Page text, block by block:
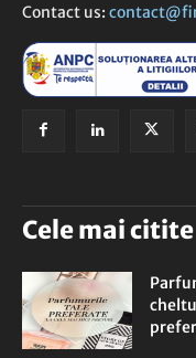
Contact us:
Cele mai citite